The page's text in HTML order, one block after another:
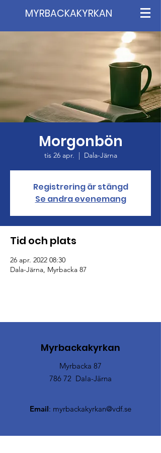
MYRBACKAKYRKAN
Morgonbön
tis 26 apr.
  |
Dala-Järna
Registrering är stängd
Se andra evenemang
Tid och plats
26 apr. 2022 08:30
Dala-Järna, Myrbacka 87
Myrbackakyrkan
Myrbacka 87
786 72 Dala-Järna
Email: myrbackakyrkan@vdf.se